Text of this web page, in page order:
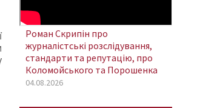
Роман Скрипін про
журналістські розслідування,
стандарти та репутацію, про
Коломойського та Порошенка
04.08.2026